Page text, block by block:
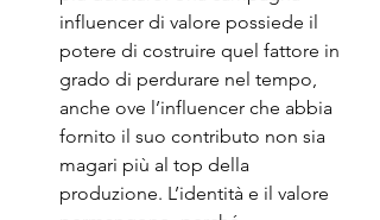
influencer di valore possiede il
potere di costruire quel fattore in
grado di perdurare nel tempo,
anche ove l’influencer che abbia
fornito il suo contributo non sia
magari più al top della
produzione. L’identità e il valore